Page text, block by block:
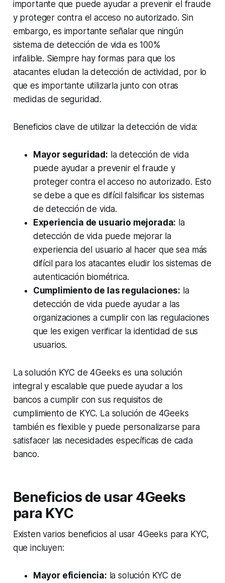
importante que puede ayudar a prevenir el fraude
y proteger contra el acceso no autorizado. Sin
embargo, es importante señalar que ningún
sistema de detección de vida es 100%
infalible. Siempre hay formas para que los
atacantes eludan la detección de actividad, por lo
que es importante utilizarla junto con otras
medidas de seguridad.
Beneficios clave de utilizar la detección de vida:
Mayor seguridad: la detección de vida
puede ayudar a prevenir el fraude y
proteger contra el acceso no autorizado. Esto
se debe a que es difícil falsificar los sistemas
de detección de vida.
Experiencia de usuario mejorada: la
detección de vida puede mejorar la
experiencia del usuario al hacer que sea más
difícil para los atacantes eludir los sistemas de
autenticación biométrica.
Cumplimiento de las regulaciones: la
detección de vida puede ayudar a las
organizaciones a cumplir con las regulaciones
que les exigen verificar la identidad de sus
usuarios.
La solución KYC de 4Geeks es una solución
integral y escalable que puede ayudar a los
bancos a cumplir con sus requisitos de
cumplimiento de KYC. La solución de 4Geeks
también es flexible y puede personalizarse para
satisfacer las necesidades específicas de cada
banco.
Beneficios de usar 4Geeks
para KYC
Existen varios beneficios al usar 4Geeks para KYC,
que incluyen:
Mayor eficiencia: la solución KYC de